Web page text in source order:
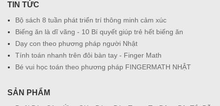
TIN TỨC
Bộ sách 8 tuần phát triển trí thông minh cảm xúc
Biếng ăn là dĩ vãng - 10 Bí quyết giúp trẻ hết biếng ăn
Dạy con theo phương pháp người Nhật
Tính toán nhanh trên đôi bàn tay - Finger Math
Bé vui học toán theo phương pháp FINGERMATH NHẬT
SẢN PHẨM